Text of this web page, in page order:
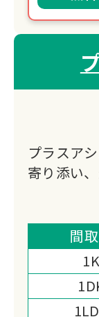
プラスア
寄り添い
で安心し
電話1本
ら1軒丸ご
す。
見積り、
間
1K